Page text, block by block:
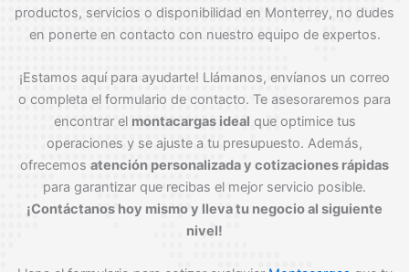
productos, servicios o disponibilidad en Monterrey, no dudes
en ponerte en contacto con nuestro equipo de expertos.
¡Estamos aquí para ayudarte! Llámanos, envíanos un correo
o completa el formulario de contacto. Te asesoraremos para
encontrar el montacargas ideal que optimice tus
operaciones y se ajuste a tu presupuesto. Además,
ofrecemos atención personalizada y cotizaciones rápidas
para garantizar que recibas el mejor servicio posible.
¡Contáctanos hoy mismo y lleva tu negocio al siguiente
nivel!